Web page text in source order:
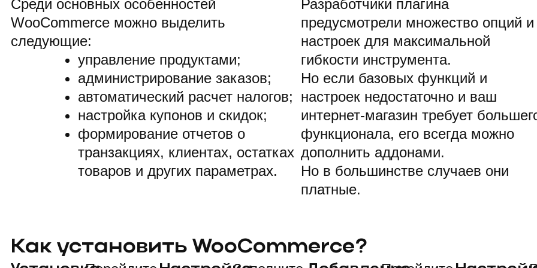
Среди основных особенностей
WooCommerce можно выделить
следующие:
управление продуктами;
администрирование заказов;
автоматический расчет налогов;
настройка купонов и скидок;
формирование отчетов о
транзакциях, клиентах, остатках
товаров и других параметрах.
Разработчики плагина
предусмотрели множество опций и
настроек для максимальной
гибкости инструмента.
Но если базовых функций и
настроек недостаточно и ваш
интернет-магазин требует
функционала, его всегда можно
дополнить аддонами.
Но в большинстве случаев они
платные.
Как установить WooCommerce?